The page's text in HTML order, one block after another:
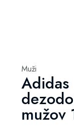
Muži
Adidas
mužov